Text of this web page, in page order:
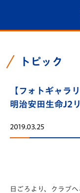
トピック
【フォトギャラ
明治安田生命J2
2019.03.25
日ごろより、クラブ